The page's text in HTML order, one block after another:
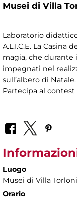
Musei di Villa
Laboratorio
A.L.I.C.E. La
magia, che
impegnati nel
sull’albero di Natale.
Partecipa al contest
Luogo
Musei di Villa
Orario